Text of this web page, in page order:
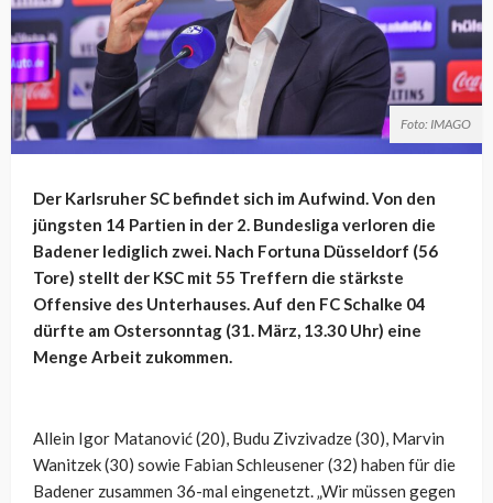
Foto: IMAGO
Der Karlsruher SC befindet sich im Aufwind. Von den
jüngsten 14 Partien in der 2. Bundesliga verloren die
Badener lediglich zwei. Nach Fortuna Düsseldorf (56
Tore) stellt der KSC mit 55 Treffern die stärkste
Offensive des Unterhauses. Auf den FC Schalke 04
dürfte am Ostersonntag (31. März, 13.30 Uhr) eine
Menge Arbeit zukommen.
Allein Igor Matanović (20), Budu Zivzivadze (30), Marvin
Wanitzek (30) sowie Fabian Schleusener (32) haben für die
Badener zusammen 36-mal eingenetzt. „Wir müssen gegen